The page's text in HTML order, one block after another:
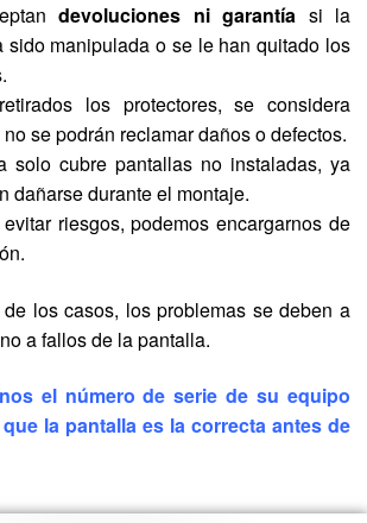
devoluciones ni garantía si la
sido manipulada o se le han quitado los
los protectores, se considera
se podrán reclamar daños o defectos.
solo cubre pantallas no instaladas, ya
dañarse durante el montaje.
riesgos, podemos encargarnos de
los casos, los problemas se deben a
a fallos de la pantalla.
el número de serie de su equipo
la pantalla es la correcta antes de